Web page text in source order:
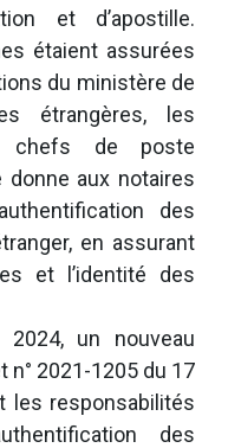
et d’apostille.
étaient assurées
du ministère de
étrangères, les
chefs de poste
aux notaires
des
en assurant
et l’identité des
un nouveau
n° 2021-1205 du 17
les responsabilités
des